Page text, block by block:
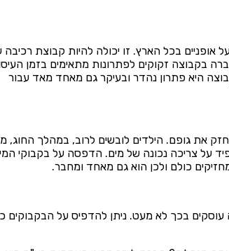
בכל הארץ. זו יכולה להיות קבוצת רכיבה
בקבוצה זקוקים לפתרונות מתאימים בזמן
היא פתרון נהדר ובעיקר גם מאחד מאד עבור
את גופם. הילדים לובשים לרוב, במהלך החוג,
על צריכה נכונה של מים. הדפסה על בקבוקי
כולם ולכן הוא גם מאחד ומחבר.
בכך לא מעט. ניתן להדפיס על הבקבוקים